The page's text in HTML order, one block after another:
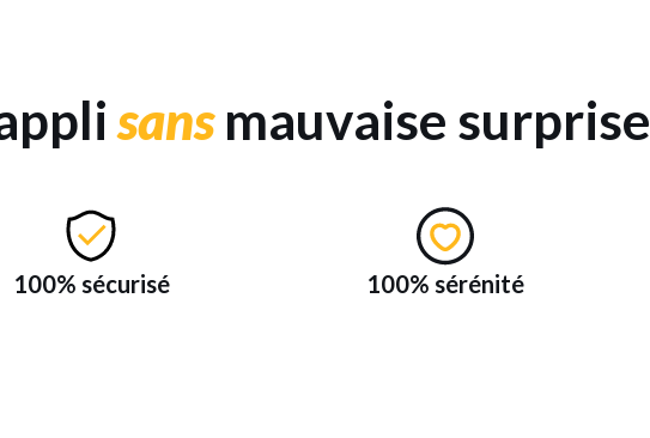
sansmauvaise surprise
100% sécurisé 100% sérénité